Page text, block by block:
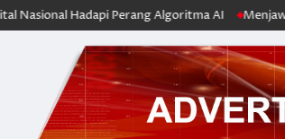
Hadapi Perang Algoritma AI Menjawab